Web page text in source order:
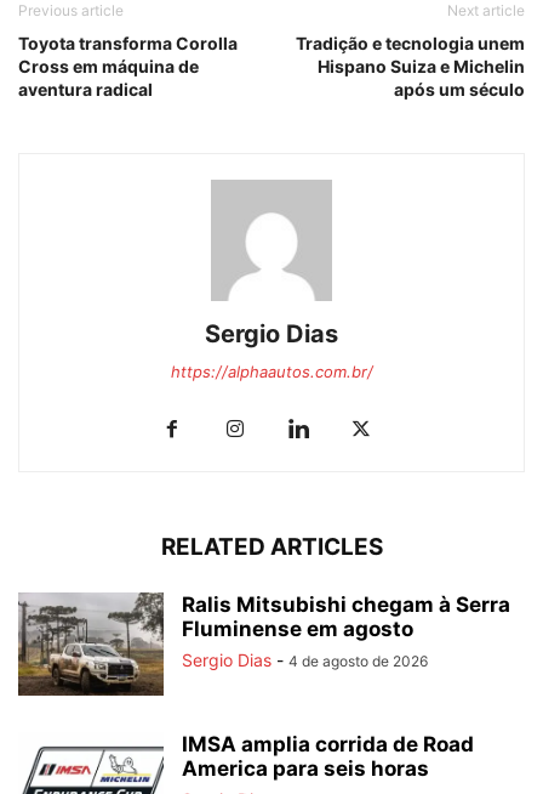
Previous article
Toyota transforma Corolla
Cross em máquina de
aventura radical
Next article
Tradição e tecnologia unem
Hispano Suiza e Michelin
após um século
Sergio Dias
https://alphaautos.com.br/
RELATED ARTICLES
Ralis Mitsubishi chegam à Serra
Fluminense em agosto
Sergio Dias - 4 de agosto de 2026
IMSA amplia corrida de Road
America para seis horas